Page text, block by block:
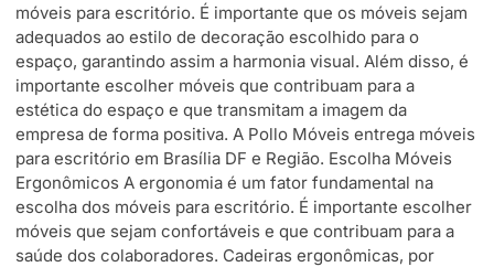
móveis para escritório. É importante que os móveis sejam
adequados ao estilo de decoração escolhido para o
espaço, garantindo assim a harmonia visual. Além disso, é
importante escolher móveis que contribuam para a
estética do espaço e que transmitam a imagem da
empresa de forma positiva. A Pollo Móveis entrega móveis
para escritório em Brasília DF e Região. Escolha Móveis
Ergonômicos A ergonomia é um fator fundamental na
escolha dos móveis para escritório. É importante escolher
móveis que sejam confortáveis e que contribuam para a
saúde dos colaboradores. Cadeiras ergonômicas, por